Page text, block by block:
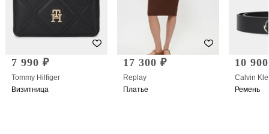
7 990 ₽
Tommy Hilfiger
Визитница
17 300 ₽
Replay
Платье
10
Calvin
Ремень